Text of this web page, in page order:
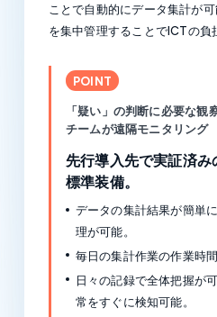
ことで自動的にデータ集計が
を集中管理することでICTの負
POINT
「疑い」の判断に必要な
チームが遠隔モニタリング
先行導入先で実証済
標準装備。
データの集計結果が簡単
理が可能。
毎日の集計作業の作業時
日々の記録で全体把握が
常をすぐに検知可能。